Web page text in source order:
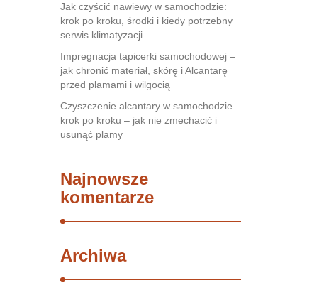
Jak czyścić nawiewy w samochodzie:
krok po kroku, środki i kiedy potrzebny
serwis klimatyzacji
Impregnacja tapicerki samochodowej –
jak chronić materiał, skórę i Alcantarę
przed plamami i wilgocią
Czyszczenie alcantary w samochodzie
krok po kroku – jak nie zmechacić i
usunąć plamy
Najnowsze
komentarze
Archiwa